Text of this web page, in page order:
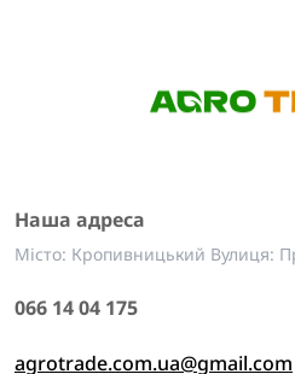
Наша адреса
Місто: Кропивницький Вулиця:
066 14 04 175
agrotrade.com.ua@gmail.com